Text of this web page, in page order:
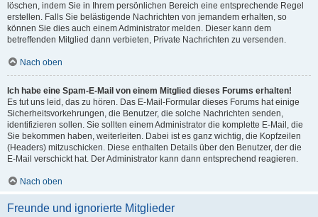
löschen, indem Sie in Ihrem persönlichen Bereich eine entsprechende Regel
erstellen. Falls Sie belästigende Nachrichten von jemandem erhalten, so
können Sie dies auch einem Administrator melden. Dieser kann dem
betreffenden Mitglied dann verbieten, Private Nachrichten zu versenden.
Nach oben
Ich habe eine Spam-E-Mail von einem Mitglied dieses Forums erhalten!
Es tut uns leid, das zu hören. Das E-Mail-Formular dieses Forums hat einige
Sicherheitsvorkehrungen, die Benutzer, die solche Nachrichten senden,
identifizieren sollen. Sie sollten einem Administrator die komplette E-Mail, die
Sie bekommen haben, weiterleiten. Dabei ist es ganz wichtig, die Kopfzeilen
(Headers) mitzuschicken. Diese enthalten Details über den Benutzer, der die
E-Mail verschickt hat. Der Administrator kann dann entsprechend reagieren.
Nach oben
Freunde und ignorierte Mitglieder